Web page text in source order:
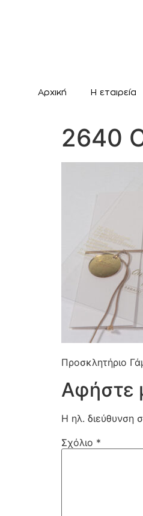
Αρχική H εταιρεία
2640
Προσκλητήριο
Αφήστε
Η ηλ. διεύθυνση
Σχόλιο *